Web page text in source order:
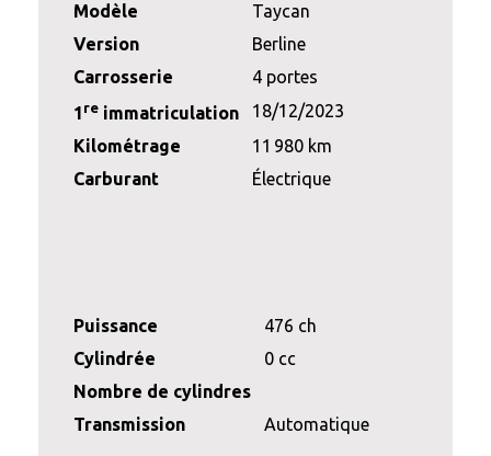
Modèle
Taycan
Version
Berline
Carrosserie
4 portes
1 re immatriculation
18/12/2023
Kilométrage
11 980 km
Carburant
Électrique
Puissance
476 ch
Cylindrée
0 cc
Nombre de cylindres
Transmission
Automatique